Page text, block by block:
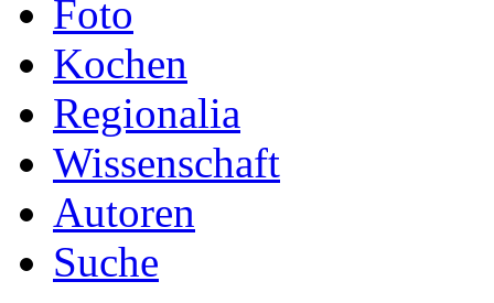
Foto
Kochen
Regionalia
Wissenschaft
Autoren
Suche